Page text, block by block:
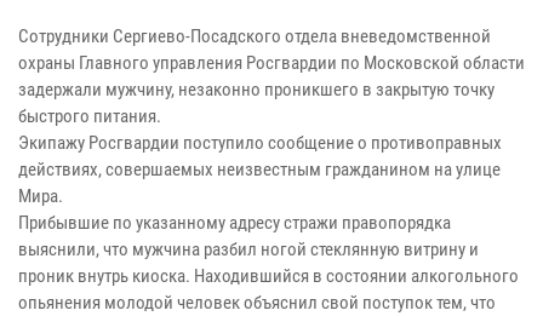
Сотрудники Сергиево-Посадского отдела вневедомственной
охраны Главного управления Росгвардии по Московской области
задержали мужчину, незаконно проникшего в закрытую точку
быстрого питания.
Экипажу Росгвардии поступило сообщение о противоправных
действиях, совершаемых неизвестным гражданином на улице
Мира.
Прибывшие по указанному адресу стражи правопорядка
выяснили, что мужчина разбил ногой стеклянную витрину и
проник внутрь киоска. Находившийся в состоянии алкогольного
опьянения молодой человек объяснил свой поступок тем, что